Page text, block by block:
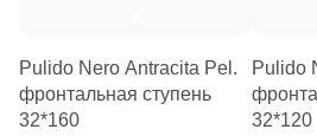
Pulido Nero Antracita Pel.
фронтальная ступень
32*160
Pulido
32*120